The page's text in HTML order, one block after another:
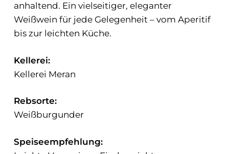
anhaltend. Ein vielseitiger, eleganter
Weißwein für jede Gelegenheit – vom Aperitif
bis zur leichten Küche.
Kellerei:
Kellerei Meran
Rebsorte:
Weißburgunder
Speiseempfehlung: